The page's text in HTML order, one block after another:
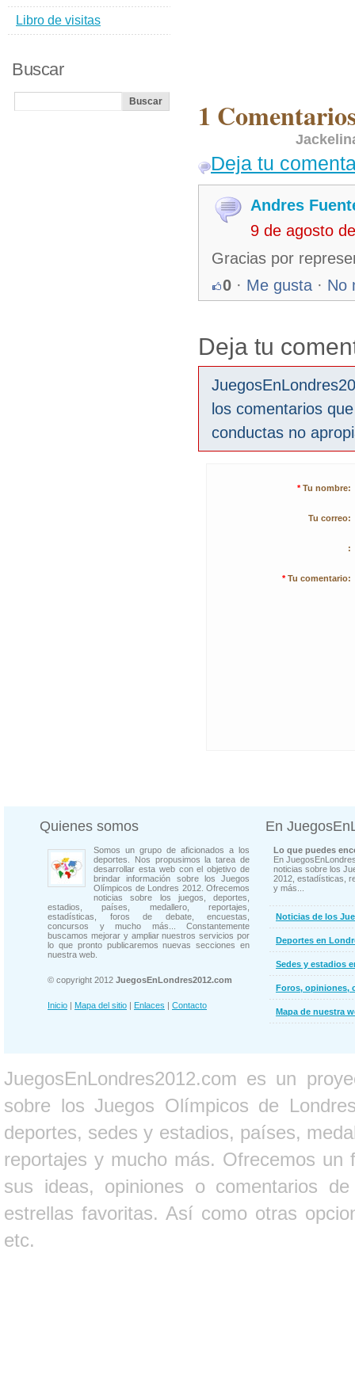
1
Deja tu
Andres
9 de agosto
Gracias por
0 · Me gusta · No
Deja tu
los comentarios
conductas no
* Tu nombre:
Tu correo:
:
* Tu comentario:
Libro de visitas
Buscar
Quienes somos
Somos un grupo de aficionados a los
deportes. Nos propusimos la tarea de
desarrollar esta web con el objetivo de
brindar información sobre los Juegos
Olímpicos de Londres 2012. Ofrecemos
noticias sobre los juegos, deportes,
estadios, países, medallero, reportajes,
estadísticas, foros de debate, encuestas,
concursos y mucho más... Constantemente
buscamos mejorar y ampliar nuestros servicios por
lo que pronto publicaremos nuevas secciones en
nuestra web.
© copyright 2012 JuegosEnLondres2012.com
Inicio | Mapa del sitio | Enlaces | Contacto
En
Lo que puedes
En
noticias sobre los
2012, estadísticas,
y más...
Noticias de los
Deportes en
Sedes y estadios
Foros, opiniones,
Mapa de nuestra
JuegosEnLondres2012.com es un
sobre los Juegos Olímpicos de
deportes, sedes y estadios, países,
reportajes y mucho más. Ofrecemos un
sus ideas, opiniones o comentarios
estrellas favoritas. Así como otras
etc.